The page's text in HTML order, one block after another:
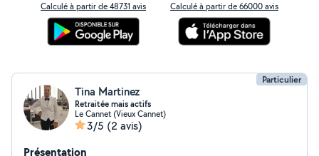
Calculé à partir de 48731 avis Calculé à partir de 66000 avis
Particulier
Tina Martinez
Retraitée mais actifs
Le Cannet (Vieux Cannet)
3/5 (2 avis)
Présentation